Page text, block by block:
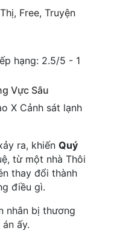
, Free, Truyện
hạng: 2.5/5 - 1
Vực Sâu
X Cảnh sát lạnh
ra, khiến Quý
từ một nhà Thôi
thay đổi thành
điều gì.
nhân bị thương
ấy.